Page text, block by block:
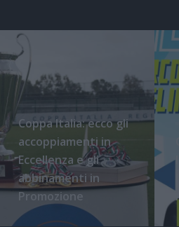
Coppa Italia: ecco gli
accoppiamenti in
Eccellenza e gli
abbinamenti in
Promozione